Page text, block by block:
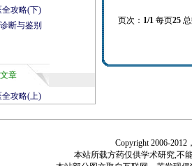
全攻略(下)
断与鉴别
章
全攻略(上)
页次： 1/1 每页25
Copyright 2006-
本站所载方药仅供学术研究,不